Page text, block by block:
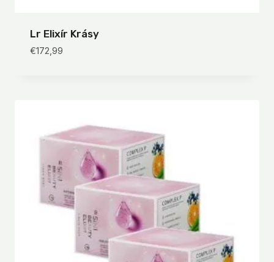
Lr Elixír Krásy
€172,99